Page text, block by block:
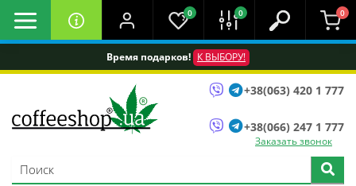
Время подарков! К ВЫБОРУ!
0 0 0
+38(063) 420 1 777
+38(066) 247 1 777
Заказать звонок